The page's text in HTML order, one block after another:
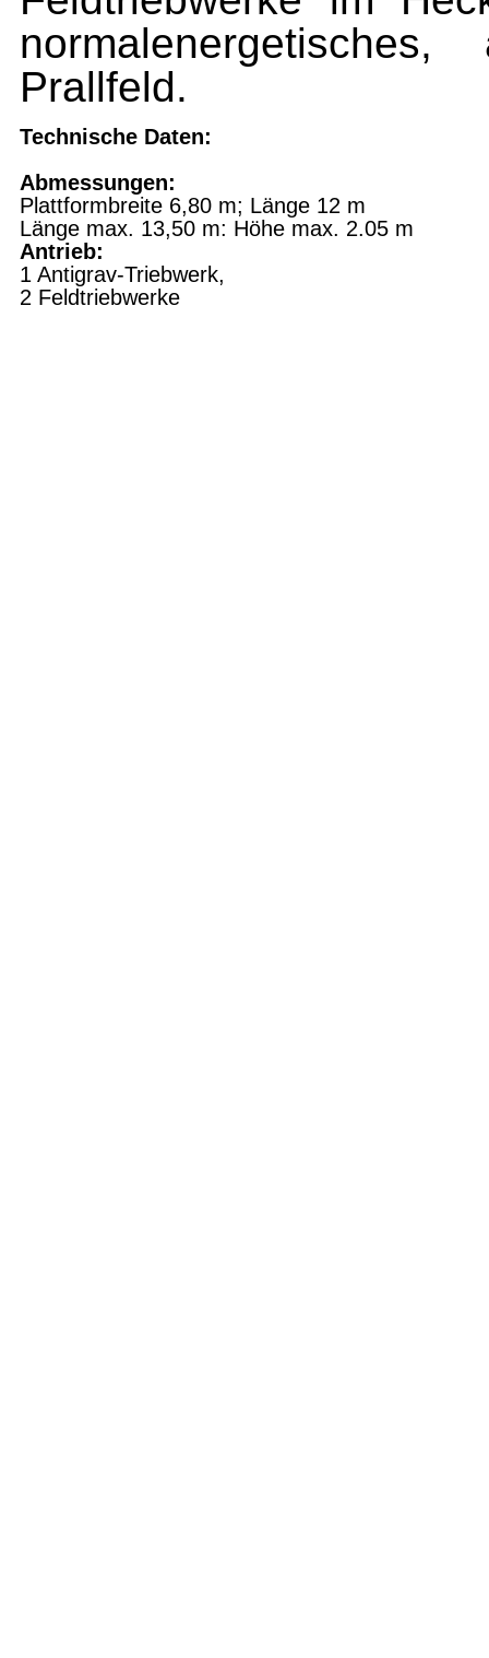
normalenergetisches,
Prallfeld.
Technische Daten:
Abmessungen:
Plattformbreite 6,80 m; Länge 12 m
Länge max. 13,50 m: Höhe max. 2.05 m
Antrieb:
1 Antigrav-Triebwerk,
2 Feldtriebwerke